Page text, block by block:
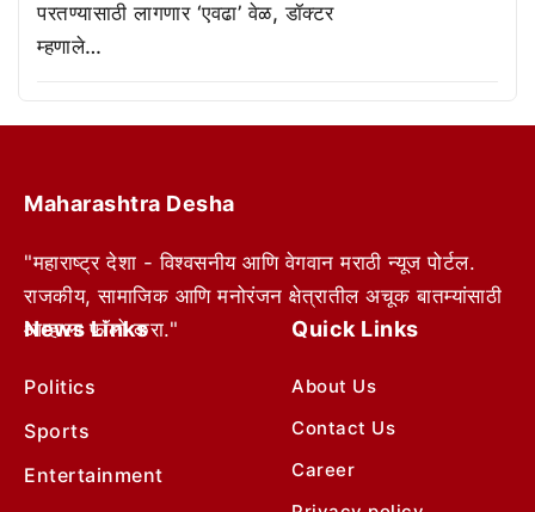
परतण्यासाठी लागणार ‘एवढा’ वेळ, डॉक्टर
म्हणाले…
Maharashtra Desha
"महाराष्ट्र देशा - विश्वसनीय आणि वेगवान मराठी न्यूज पोर्टल.
राजकीय, सामाजिक आणि मनोरंजन क्षेत्रातील अचूक बातम्यांसाठी
आम्हाला फॉलो करा."
News Links
Politics
Sports
Entertainment
Quick Links
About Us
Contact Us
Career